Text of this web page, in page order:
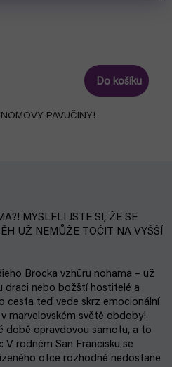
Do košíku
PAVUČINY!
MYSLELI JSTE SI, ŽE SE
UŽ NEMŮŽE TOČIT NA VYŠŠÍ
Brocka vzhůru nohama – už
draci nebo božští hostitelé a
cesta teď vede skrz emocionální
marvelovském světě obdoby!
době opravdovou samotu, a to
V rodném San Francisku se
otce rozhodně nedostane